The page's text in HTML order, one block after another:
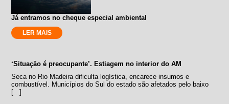
Já entramos no cheque especial ambiental
LER MAIS
‘Situação é preocupante’. Estiagem no interior do AM
Seca no Rio Madeira dificulta logística, encarece insumos e
combustível. Municípios do Sul do estado são afetados pelo baixo
[...]